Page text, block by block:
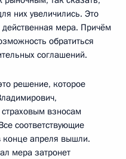
них увеличились. Это
действенная мера. Причём
обратиться
соглашений.
решение, которое
взносам
соответствующие
конце апреля вышли.
мера затронет